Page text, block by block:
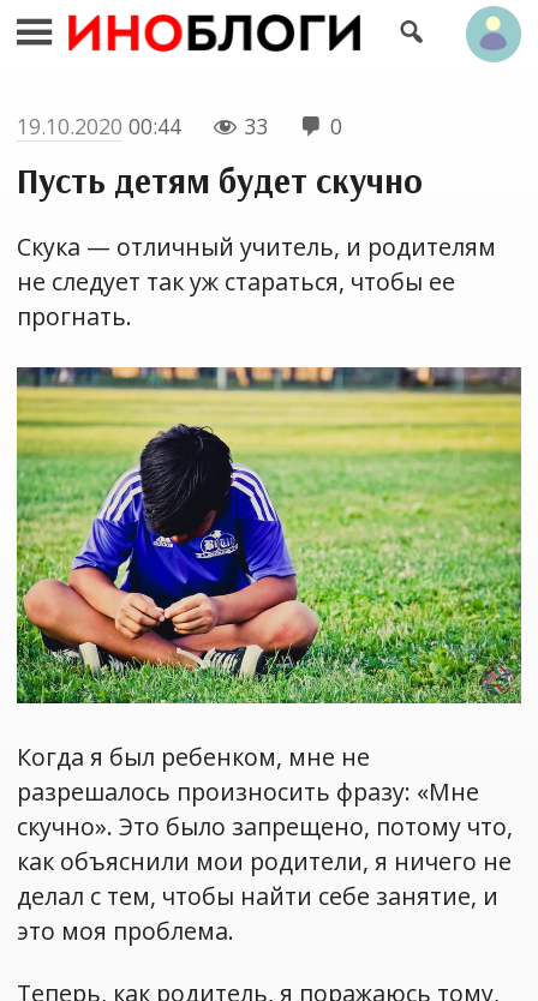
 
19.10.2020 00:44  33  0
Пусть детям будет скучно
Скука — отличный учитель, и родителям
не следует так уж стараться, чтобы ее
прогнать.
Когда я был ребенком, мне не
разрешалось произносить фразу: «Мне
скучно». Это было запрещено, потому что,
как объяснили мои родители, я ничего не
делал с тем, чтобы найти себе занятие, и
это моя проблема.
Теперь, как родитель, я поражаюсь тому,